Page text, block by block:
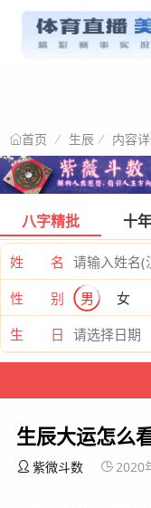
首页 生辰 内容
八字精批 十
姓 名
性 别
男
女
生 日
生辰大运怎么
紫微斗数 2020